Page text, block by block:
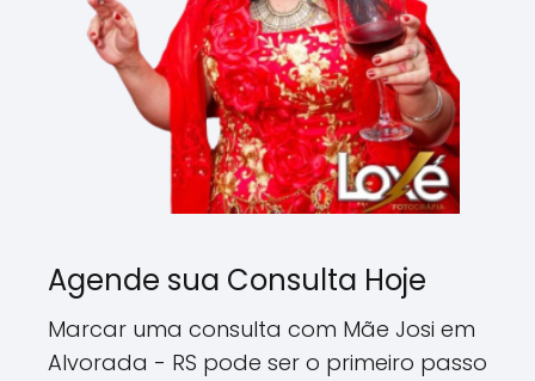
Agende sua Consulta Hoje
Marcar uma consulta com Mãe Josi em
Alvorada - RS pode ser o primeiro passo